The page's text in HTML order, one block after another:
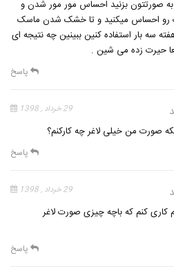
صورتتون بزنید احساس مور مور شدن و
احساس میکنید و تا خشک شدن ماسک
سه بار استفاده کنین ببینین چه نتیجه ای
حیرت زده می شین .
پاسخ
29 خرداد , 1398
صورت من خیلی لاغر چه کارکنم؟
پاسخ
29 خرداد , 1398
کاری کنم که باچه چیزی صورت لاغر
پاسخ